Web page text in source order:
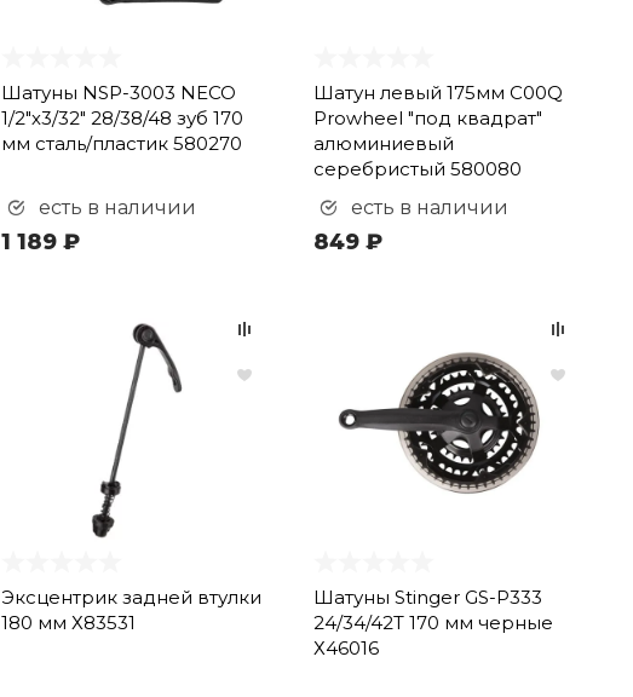
Шатуны NSP-3003 NECO
1/2"х3/32" 28/38/48 зуб 170
мм сталь/пластик 580270
есть в наличии
1 189 ₽
Шатун левый 175мм C00Q
Prowheel "под квадрат"
алюминиевый
серебристый 580080
есть в наличии
849 ₽
Эксцентрик задней втулки
180 мм Х83531
Шатуны Stinger GS-P333
24/34/42Т 170 мм черные
Х46016